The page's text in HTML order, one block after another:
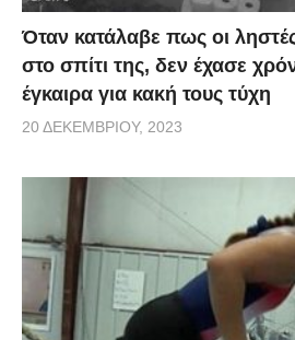
Όταν κατάλαβε πως οι
στο σπίτι της, δεν έχασε
έγκαιρα για κακή τους τύχη
20 ΔΕΚΕΜΒΡΊΟΥ, 2023